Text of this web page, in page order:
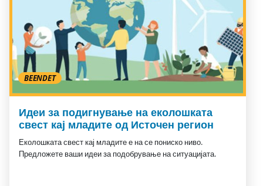
BEENDET
Идеи за подигнување на еколошката
свест кај младите од Источен регион
Еколошката свест кај младите е на се пониско ниво.
Предложете ваши идеи за подобрување на ситуацијата.